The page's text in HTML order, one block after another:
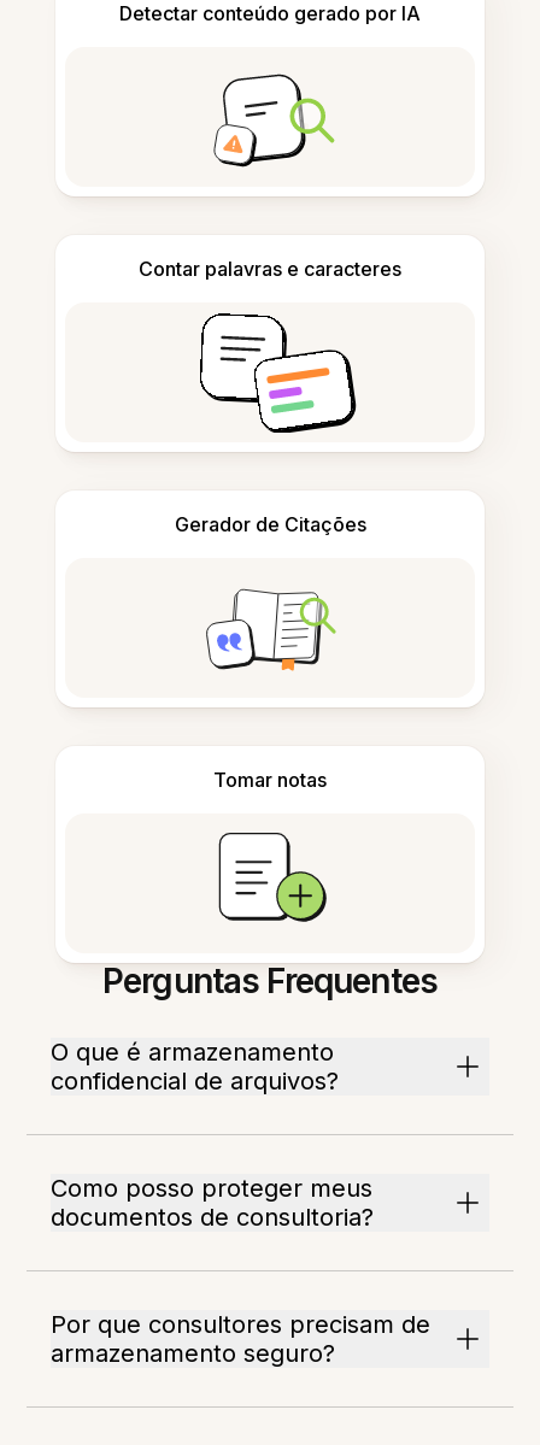
Detectar conteúdo gerado por IA
Contar palavras e caracteres
Gerador de Citações
Tomar notas
Perguntas Frequentes
O que é armazenamento
confidencial de arquivos?
Como posso proteger meus
documentos de consultoria?
Por que consultores precisam de
armazenamento seguro?